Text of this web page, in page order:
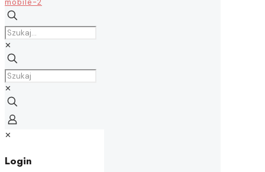
✕
✕
✕
Login